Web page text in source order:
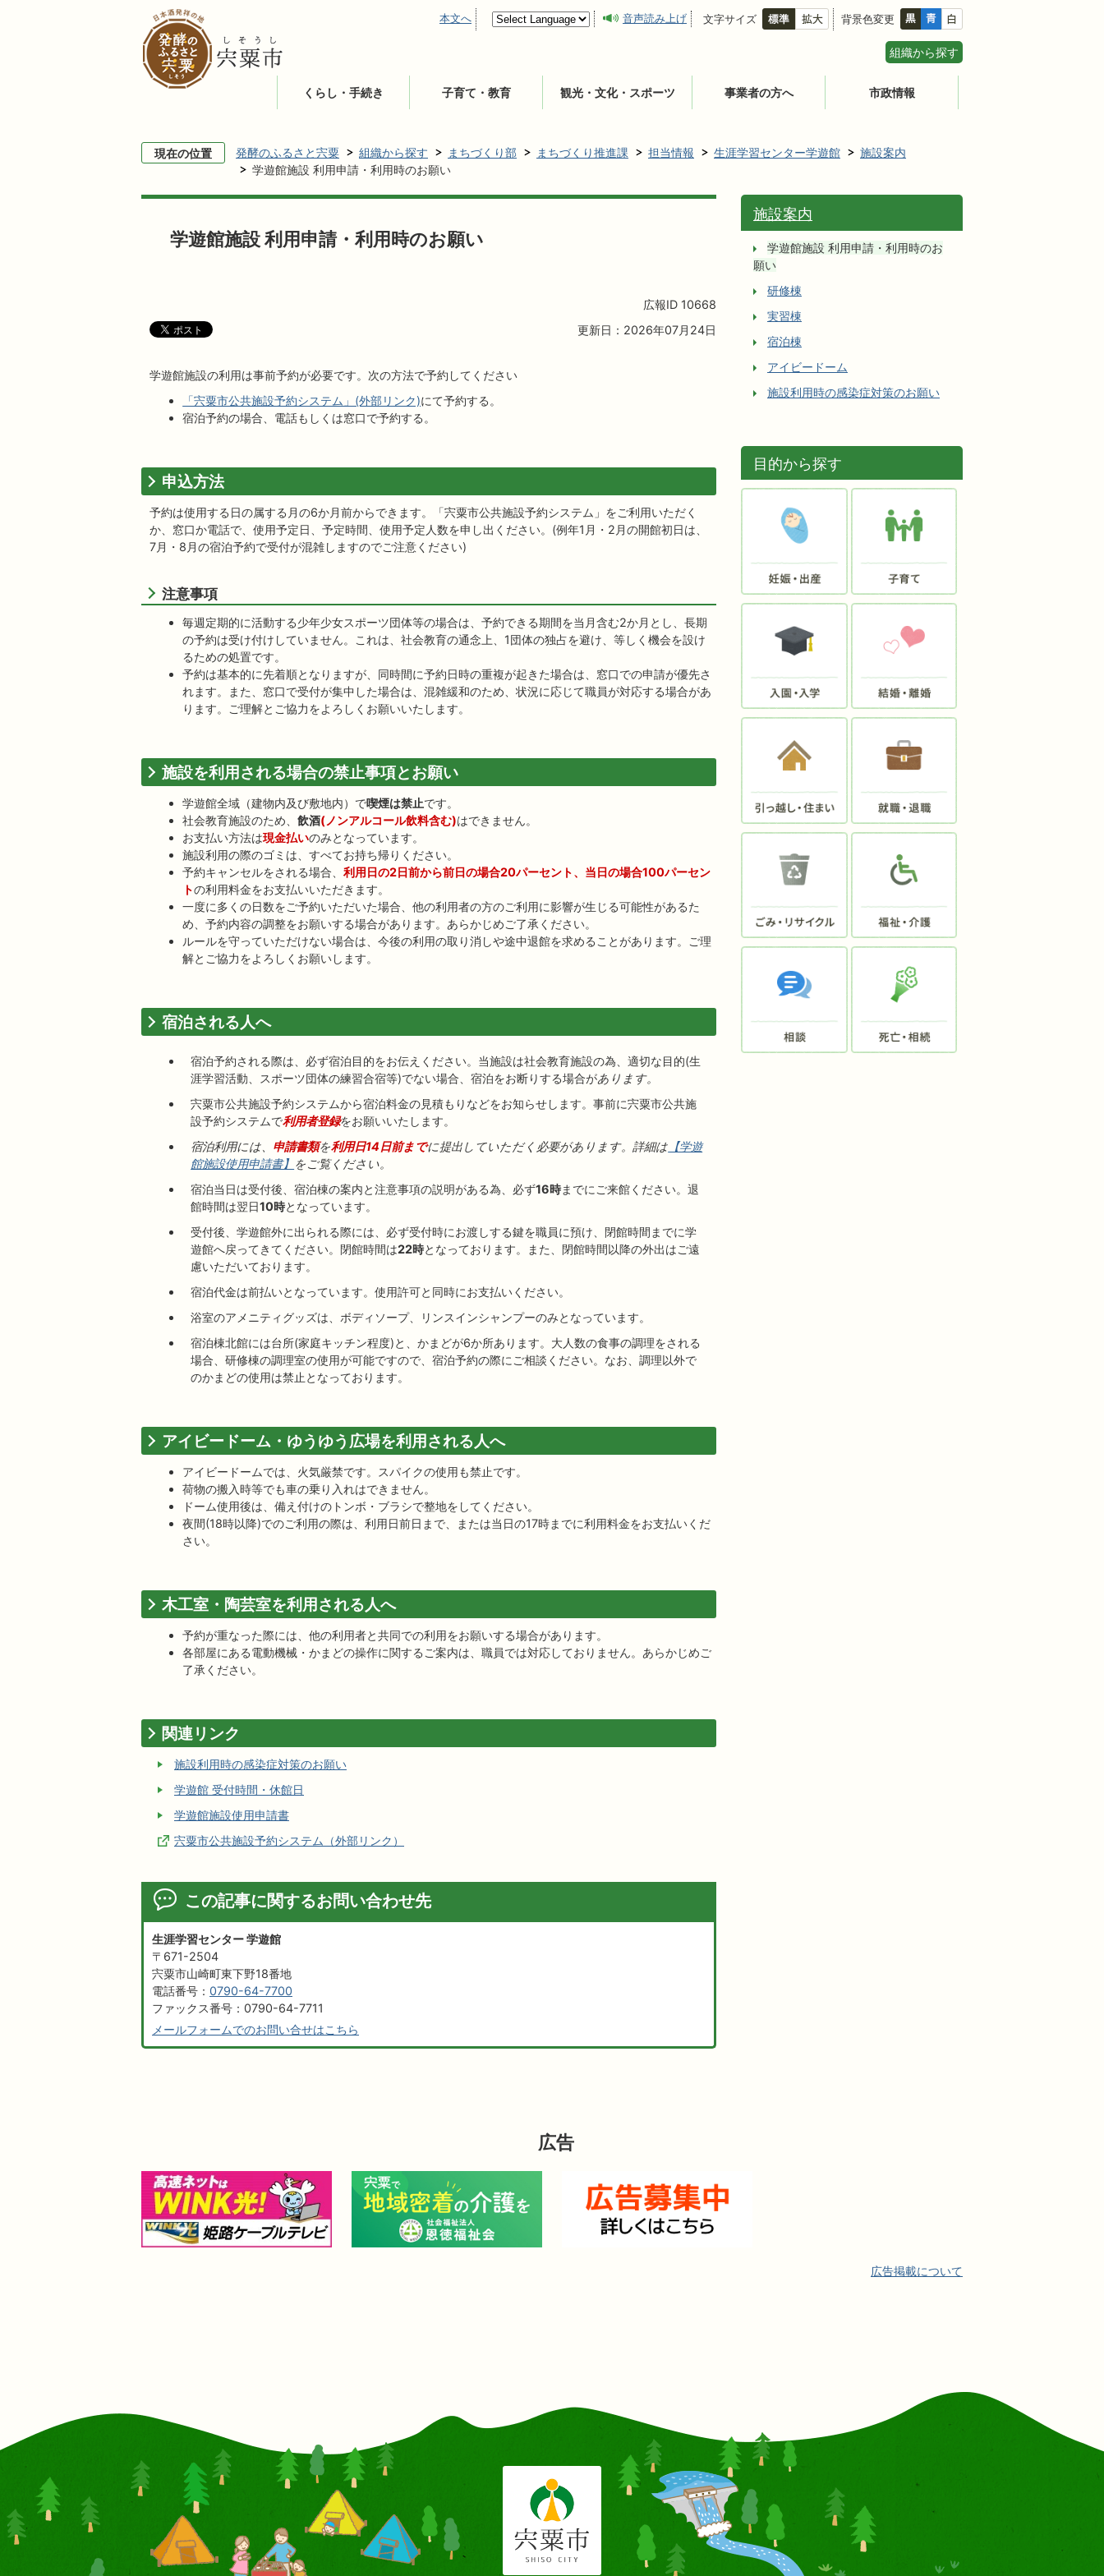
本文へ 音声読み上げ 文字サイズ 背景色変更
組織から探す
くらし・手続き 子育て・教育 観光・文化・スポーツ 事業者の方へ 市政情報
現在の位置 発酵のふるさと宍粟 組織から探す まちづくり部 まちづくり推進課 担当情報 生涯学習センター学遊館
施設案内
学遊館施設 利用申請・利用時のお願い
学遊館施設 利用申請・利用時のお願い
広報ID 10668
更新日：2026年07月24日
学遊館施設の利用は事前予約が必要です。次の方法で予約してください
「宍粟市公共施設予約システム」(外部リンク)にて予約する。
宿泊予約の場合、電話もしくは窓口で予約する。
申込方法
予約は使用する日の属する月の6か月前からできます。「宍粟市公共施設予約システム」をご利用いただく
か、窓口か電話で、使用予定日、予定時間、使用予定人数を申し出ください。(例年1月・2月の開館初日は、
7月・8月の宿泊予約で受付が混雑しますのでご注意ください)
注意事項
毎週定期的に活動する少年少女スポーツ団体等の場合は、予約できる期間を当月含む2か月とし、長期
の予約は受け付けしていません。これは、社会教育の通念上、1団体の独占を避け、等しく機会を設け
るための処置です。
予約は基本的に先着順となりますが、同時間に予約日時の重複が起きた場合は、窓口での申請が優先さ
れます。また、窓口で受付が集中した場合は、混雑緩和のため、状況に応じて職員が対応する場合があ
ります。ご理解とご協力をよろしくお願いいたします。
施設を利用される場合の禁止事項とお願い
学遊館全域（建物内及び敷地内）で喫煙は禁止です。
社会教育施設のため、飲酒(ノンアルコール飲料含む)はできません。
お支払い方法は現金払いのみとなっています。
施設利用の際のゴミは、すべてお持ち帰りください。
予約キャンセルをされる場合、利用日の2日前から前日の場合20パーセント、当日の場合100パーセン
トの利用料金をお支払いいただきます。
一度に多くの日数をご予約いただいた場合、他の利用者の方のご利用に影響が生じる可能性があるた
め、予約内容の調整をお願いする場合があります。あらかじめご了承ください。
ルールを守っていただけない場合は、今後の利用の取り消しや途中退館を求めることがあります。ご理
解とご協力をよろしくお願いします。
宿泊される人へ
宿泊予約される際は、必ず宿泊目的をお伝えください。当施設は社会教育施設の為、適切な目的(生
涯学習活動、スポーツ団体の練習合宿等)でない場合、宿泊をお断りする場合があります。
宍粟市公共施設予約システムから宿泊料金の見積もりなどをお知らせします。事前に宍粟市公共施
設予約システムで利用者登録をお願いいたします。
宿泊利用には、 申請書類を利用日14日前までに提出していただく必要があります。詳細は 【学遊
館施設使用申請書】 をご覧ください。
宿泊当日は受付後、宿泊棟の案内と注意事項の説明がある為、必ず16時までにご来館ください。退
館時間は翌日10時となっています。
受付後、学遊館外に出られる際には、必ず受付時にお渡しする鍵を職員に預け、閉館時間までに学
遊館へ戻ってきてください。閉館時間は22時となっております。また、閉館時間以降の外出はご遠
慮いただいております。
宿泊代金は前払いとなっています。使用許可と同時にお支払いください。
浴室のアメニティグッズは、ボディソープ、リンスインシャンプーのみとなっています。
宿泊棟北館には台所(家庭キッチン程度)と、かまどが6か所あります。大人数の食事の調理をされる
場合、研修棟の調理室の使用が可能ですので、宿泊予約の際にご相談ください。なお、調理以外で
のかまどの使用は禁止となっております。
アイビードーム・ゆうゆう広場を利用される人へ
アイビードームでは、火気厳禁です。スパイクの使用も禁止です。
荷物の搬入時等でも車の乗り入れはできません。
ドーム使用後は、備え付けのトンボ・ブラシで整地をしてください。
夜間(18時以降)でのご利用の際は、利用日前日まで、または当日の17時までに利用料金をお支払いくだ
さい。
木工室・陶芸室を利用される人へ
予約が重なった際には、他の利用者と共同での利用をお願いする場合があります。
各部屋にある電動機械・かまどの操作に関するご案内は、職員では対応しておりません。あらかじめご
了承ください。
関連リンク
施設利用時の感染症対策のお願い
学遊館 受付時間・休館日
学遊館施設使用申請書
宍粟市公共施設予約システム（外部リンク）
この記事に関するお問い合わせ先
生涯学習センター 学遊館
〒671-2504
宍粟市山崎町東下野18番地
電話番号： 0790-64-7700
ファックス番号：0790-64-7711
メールフォームでのお問い合せはこちら
施設案内
学遊館施設 利用申請・利用時のお
願い
研修棟
実習棟
宿泊棟
アイビードーム
施設利用時の感染症対策のお願い
目的から探す
広告
広告掲載について